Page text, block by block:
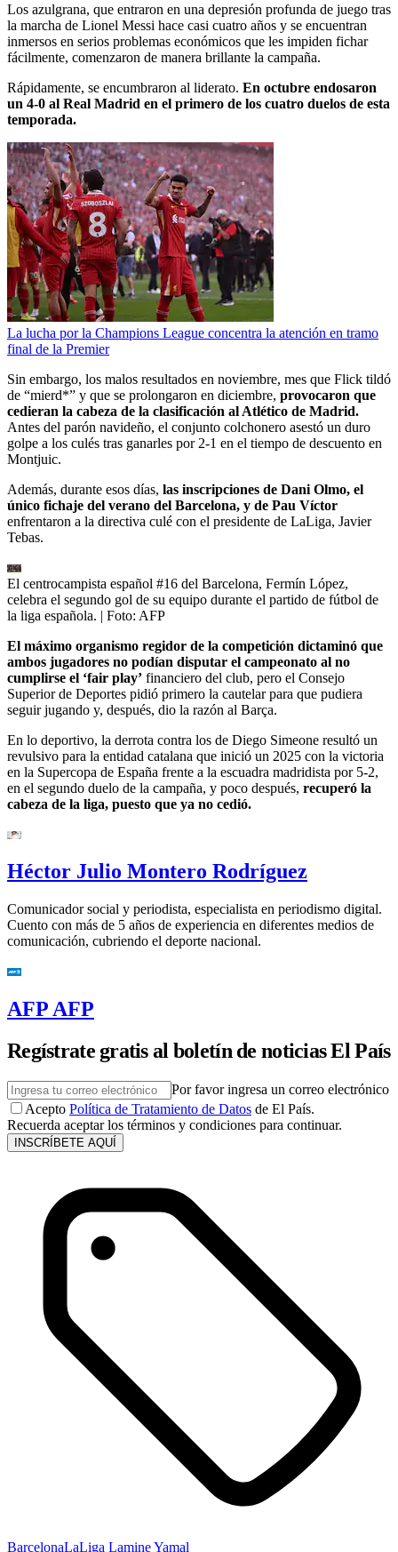
Los azulgrana, que entraron en una depresión profunda de juego tras
la marcha de Lionel Messi hace casi cuatro años y se encuentran
inmersos en serios problemas económicos que les impiden fichar
fácilmente, comenzaron de manera brillante la campaña.
Rápidamente, se encumbraron al liderato. En octubre endosaron
un 4-0 al Real Madrid en el primero de los cuatro duelos de esta
temporada.
La lucha por la Champions League concentra la atención en tramo
final de la Premier
Sin embargo, los malos resultados en noviembre, mes que Flick tildó
de “mierd*” y que se prolongaron en diciembre, provocaron que
cedieran la cabeza de la clasificación al Atlético de Madrid.
Antes del parón navideño, el conjunto colchonero asestó un duro
golpe a los culés tras ganarles por 2-1 en el tiempo de descuento en
Montjuic.
Además, durante esos días, las inscripciones de Dani Olmo, el
único fichaje del verano del Barcelona, y de Pau Víctor
enfrentaron a la directiva culé con el presidente de LaLiga, Javier
Tebas.
El centrocampista español #16 del Barcelona, ​​Fermín López,
celebra el segundo gol de su equipo durante el partido de fútbol de
la liga española. | Foto: AFP
El máximo organismo regidor de la competición dictaminó que
ambos jugadores no podían disputar el campeonato al no
cumplirse el ‘fair play’ financiero del club, pero el Consejo
Superior de Deportes pidió primero la cautelar para que pudiera
seguir jugando y, después, dio la razón al Barça.
En lo deportivo, la derrota contra los de Diego Simeone resultó un
revulsivo para la entidad catalana que inició un 2025 con la victoria
en la Supercopa de España frente a la escuadra madridista por 5-2,
en el segundo duelo de la campaña, y poco después, recuperó la
cabeza de la liga, puesto que ya no cedió.
Héctor Julio Montero Rodríguez
Comunicador social y periodista, especialista en periodismo digital.
Cuento con más de 5 años de experiencia en diferentes medios de
comunicación, cubriendo el deporte nacional.
AFP AFP
Regístrate gratis al boletín de noticias El País
Por favor ingresa un correo electrónico
Acepto Política de Tratamiento de Datos de El País.
Recuerda aceptar los términos y condiciones para continuar.
INSCRÍBETE AQUÍ
BarcelonaLaLiga Lamine Yamal